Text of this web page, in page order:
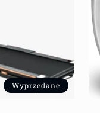
Wyprzedane